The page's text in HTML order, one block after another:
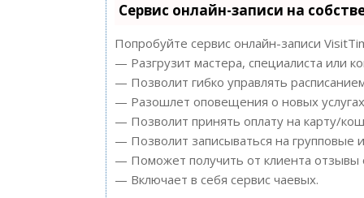
Сервис онлайн-записи на
Попробуйте сервис онлайн-записи
— Разгрузит мастера, специалиста или
— Позволит гибко управлять
— Разошлет оповещения о новых
— Позволит принять оплату на карту/
— Позволит записываться на групповые
— Поможет получить от клиента отзывы
— Включает в себя сервис чаевых.